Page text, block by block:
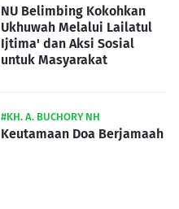
NU Belimbing Kokohkan
Ukhuwah Melalui Lailatul
Ijtima' dan Aksi Sosial
untuk Masyarakat
#KH. A. BUCHORY NH
Keutamaan Doa Berjamaah